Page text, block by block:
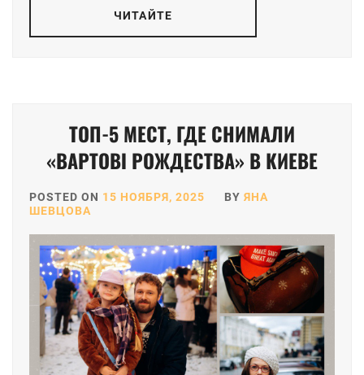
ЧИТАЙТЕ
ТОП-5 МЕСТ, ГДЕ СНИМАЛИ
«ВАРТОВІ РОЖДЕСТВА» В КИЕВЕ
POSTED ON 15 НОЯБРЯ, 2025 BY ЯНА
ШЕВЦОВА